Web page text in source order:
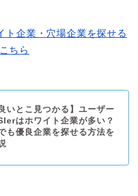
ト企業・穴場企業を探せる
ちら
良いとこ見つかる】ユーザー
はホワイト企業が多い？
も優良企業を探せる方法を